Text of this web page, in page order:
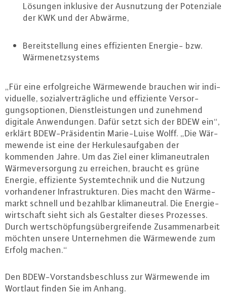
Lösungen inklusive der Aus­nut­zung der Po­ten­zia­le
der KWK und der Abwärme,
Be­reit­stel­lung eines ef­fi­zi­en­ten Energie- bzw.
Wär­me­netz­sys­tems
„Für eine er­folg­rei­che Wär­me­wen­de brauchen wir in­di­
vi­du­el­le, so­zi­al­ver­träg­li­che und ef­fi­zi­en­te Ver­sor­
gungs­op­tio­nen, Dienst­leis­tun­gen und zunehmend
digitale An­wen­dun­gen. Dafür setzt sich der BDEW ein“,
erklärt BDEW-Prä­si­den­tin Ma­rie-Lui­se Wolff. „Die Wär­
me­wen­de ist eine der Her­ku­les­auf­ga­ben der
kommenden Jahre. Um das Ziel einer kli­ma­neu­tra­len
Wär­me­ver­sor­gung zu erreichen, braucht es grüne
Energie, ef­fi­zi­en­te Sys­tem­tech­nik und die Nutzung
vor­han­de­ner In­fra­struk­tu­ren. Dies macht den Wär­me­
markt schnell und bezahlbar kli­ma­neu­tral. Die En­er­gie­
wirt­schaft sieht sich als Gestalter dieses Prozesses.
Durch wert­schöp­fungs­über­grei­fen­de Zu­sam­men­ar­beit
möchten unsere Un­ter­neh­men die Wär­me­wen­de zum
Erfolg machen.“
Den BDEW-Vor­stands­be­schluss zur Wär­me­wen­de im
Wortlaut finden Sie im Anhang.